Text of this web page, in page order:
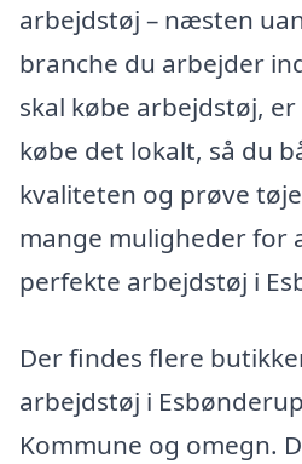
arbejdstøj – næsten
branche du arbejder
skal købe arbejdstøj,
købe det lokalt, så du
kvaliteten og prøve
mange muligheder for
perfekte arbejdstøj i
Der findes flere
arbejdstøj i
Kommune og omegn.